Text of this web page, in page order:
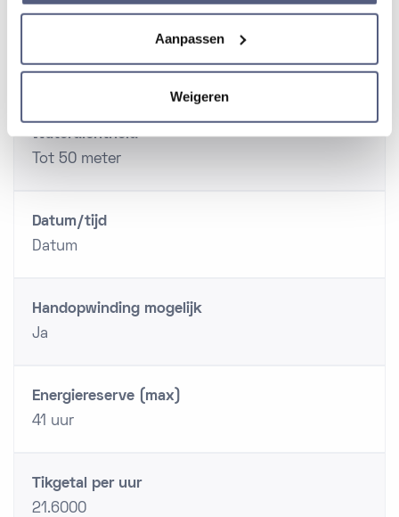
Aanpassen
Weigeren
Functies
Waterdichtheid
Tot 50 meter
Datum/tijd
Datum
Handopwinding mogelijk
Ja
Energiereserve (max)
41 uur
Tikgetal per uur
21.6000